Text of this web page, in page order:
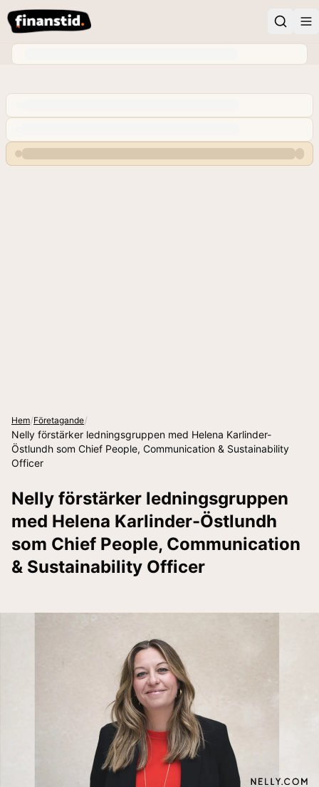
Hem/Företagande/
Nelly förstärker ledningsgruppen med Helena Karlinder-
Östlundh som Chief People, Communication & Sustainability
Officer
Nelly förstärker ledningsgruppen
med Helena Karlinder-Östlundh
som Chief People, Communication
& Sustainability Officer